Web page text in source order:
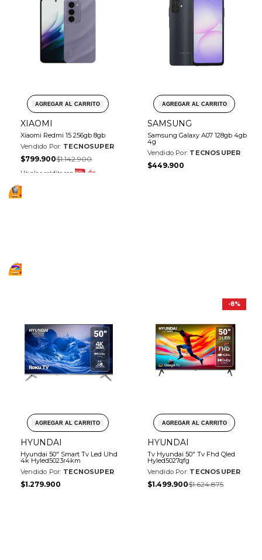
AGREGAR AL CARRITO
XIAOMI
Xiaomi Redmi 15 256gb 8gb
Vendido Por: TECNOSUPER
Precio
regular
$1.142.900
Precio
venta
$799.900
Llévalo a crédito con
AGREGAR AL CARRITO
SAMSUNG
Samsung Galaxy A07 128gb 4gb
4g
Vendido Por: TECNOSUPER
Precio
$449.900
AGREGAR AL CARRITO
HYUNDAI
Hyundai 50" Smart Tv Led Uhd
4k Hyled5023r4km
Vendido Por: TECNOSUPER
Precio
$1.279.900
-8%
AGREGAR AL CARRITO
HYUNDAI
Tv Hyundai 50" Tv Fhd Qled
Hyled5027qfg
Vendido Por: TECNOSUPER
Precio
$1.624.875
Precio
$1.499.900